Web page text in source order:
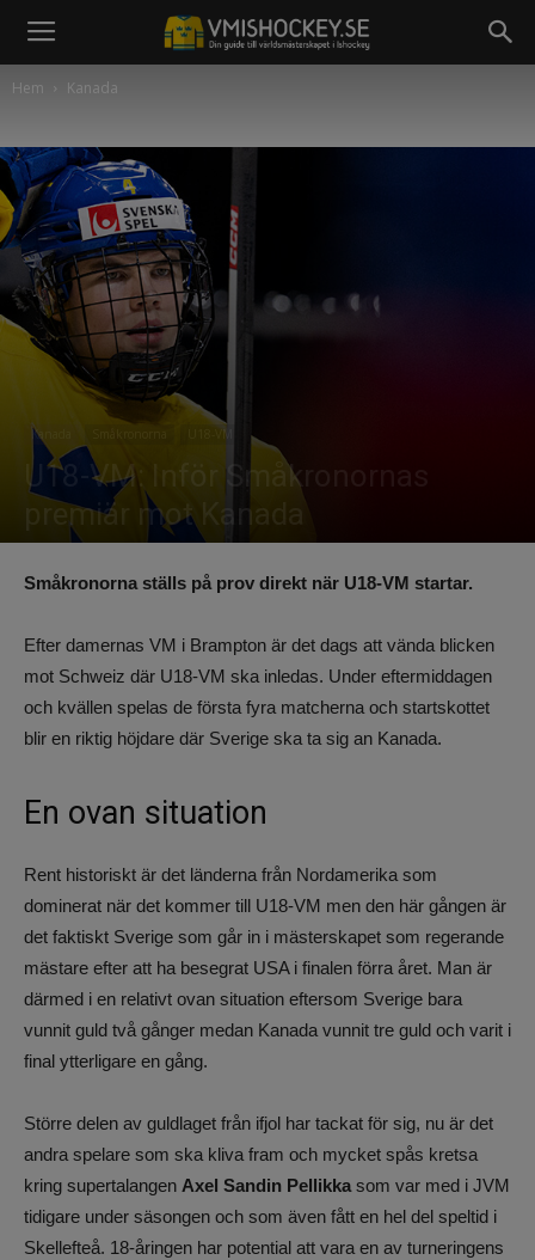
Hem Kanada
Kanada U18-VM
U18-VM: Inför Småkronornas
premiär mot Kanada
Småkronorna ställs på prov direkt när U18-VM startar.
Efter damernas VM i Brampton är det dags att vända blicken
mot Schweiz där U18-VM ska inledas. Under eftermiddagen
och kvällen spelas de första fyra matcherna och startskottet
blir en riktig höjdare där Sverige ska ta sig an Kanada.
En ovan situation
Rent historiskt är det länderna från Nordamerika som
dominerat när det kommer till U18-VM men den här gången är
det faktiskt Sverige som går in i mästerskapet som regerande
mästare efter att ha besegrat USA i finalen förra året. Man är
därmed i en relativt ovan situation eftersom Sverige bara
vunnit guld två gånger medan Kanada vunnit tre guld och varit i
final ytterligare en gång.
Större delen av guldlaget från ifjol har tackat för sig, nu är det
andra spelare som ska kliva fram och mycket spås kretsa
kring supertalangen Axel Sandin Pellikka som var med i JVM
tidigare under säsongen och som även fått en hel del speltid i
Skellefteå. 18-åringen har potential att vara en av turneringens